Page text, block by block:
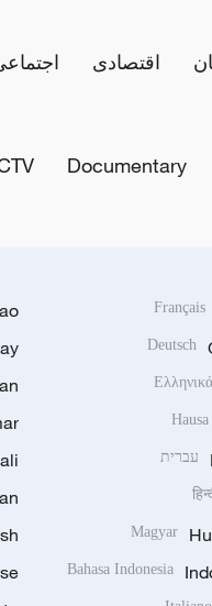
اقتصادی
Documentary
Français
Deutsch
Ελληνικά
Hausa
עברית
Magyar
Bahasa Indonesia